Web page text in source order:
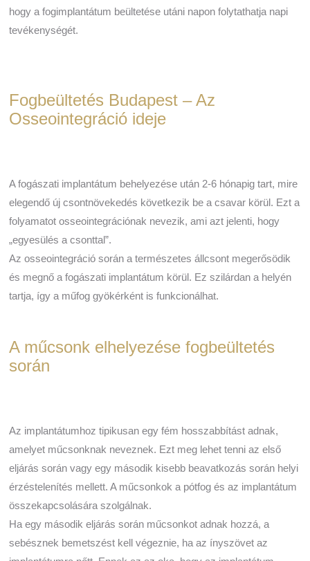
hogy a fogimplantátum beültetése utáni napon folytathatja napi
tevékenységét.
Fogbeültetés Budapest – Az
Osseointegráció ideje
A fogászati implantátum behelyezése után 2-6 hónapig tart, mire
elegendő új csontnövekedés következik be a csavar körül. Ezt a
folyamatot osseointegrációnak nevezik, ami azt jelenti, hogy
„egyesülés a csonttal”.
Az osseointegráció során a természetes állcsont megerősödik
és megnő a fogászati implantátum körül. Ez szilárdan a helyén
tartja, így a műfog gyökérként is funkcionálhat.
A műcsonk elhelyezése fogbeültetés
során
Az implantátumhoz tipikusan egy fém hosszabbítást adnak,
amelyet műcsonknak neveznek. Ezt meg lehet tenni az első
eljárás során vagy egy második kisebb beavatkozás során helyi
érzéstelenítés mellett. A műcsonkok a pótfog és az implantátum
összekapcsolására szolgálnak.
Ha egy második eljárás során műcsonkot adnak hozzá, a
sebésznek bemetszést kell végeznie, ha az ínyszövet az